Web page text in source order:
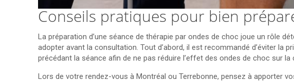
Conseils pratiques pour bien
La préparation d’une séance de thérapie par ondes de choc joue un rôle
adopter avant la consultation. Tout d’abord, il est recommandé d’éviter la
précédant la séance afin de ne pas réduire l’effet des ondes de choc sur
Lors de votre rendez-vous à Montréal ou Terrebonne, pensez à apporter